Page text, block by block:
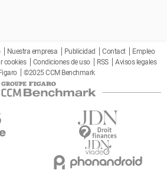
Nuestra empresa Publicidad Contact
Empleo
cookies Condiciones de uso RSS
Avisos legales
©2025 CCM Benchmark